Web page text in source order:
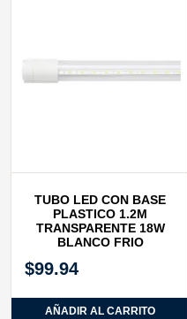
TUBO LED CON BASE
PLASTICO 1.2M
TRANSPARENTE 18W
BLANCO FRIO
$99.94
AÑADIR AL CARRITO